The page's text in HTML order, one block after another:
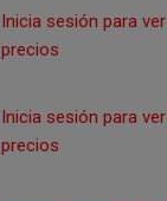
Inicia sesión para ver
precios
Inicia sesión para ver
precios